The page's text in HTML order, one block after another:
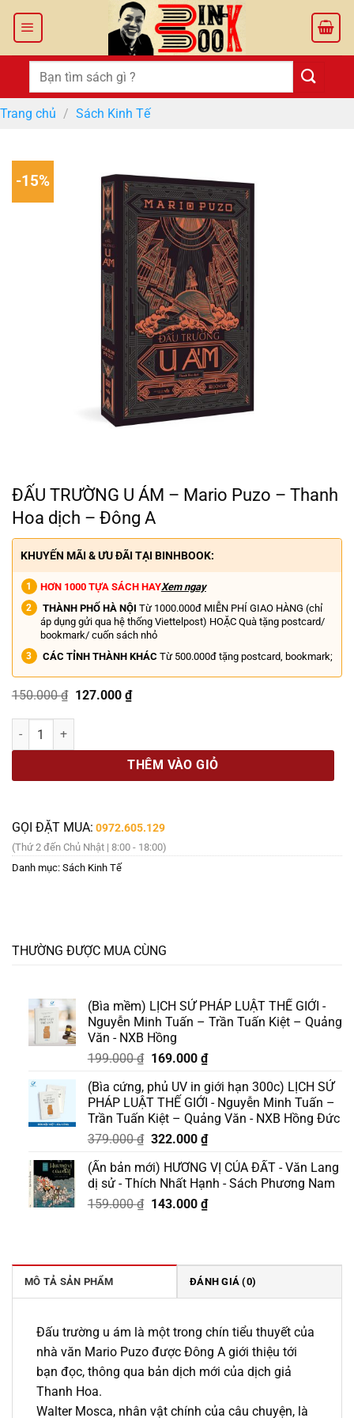
Tìm
kiếm:
Trang chủ / Sách Kinh Tế
-15%
ĐẤU TRƯỜNG U ÁM – Mario Puzo – Thanh
Hoa dịch – Đông A
KHUYẾN MÃI & ƯU ĐÃI TẠI BINHBOOK:
HƠN 1000 TỰA SÁCH HAYXem ngay
THÀNH PHỐ HÀ NỘI Từ 1000.000đ MIỄN PHÍ GIAO HÀNG (chỉ
áp dụng gửi qua hệ thống Viettelpost) HOẶC Quà tặng postcard/
bookmark/ cuốn sách nhỏ
CÁC TỈNH THÀNH KHÁC Từ 500.000đ tặng postcard, bookmark;
150.000₫ Giá
là:
127.000 ₫Giá
ĐẤU TRƯỜNG U ÁM – Mario Puzo – Thanh Hoa dịch – Đông A số
THÊM VÀO GIỎ
GỌI ĐẶT MUA: 0972.605.129
(Thứ 2 đến Chủ Nhật | 8:00 - 18:00)
Danh mục: Sách Kinh Tế
THƯỜNG ĐƯỢC MUA CÙNG
(Bìa mềm) LỊCH SỬ PHÁP LUẬT THẾ GIỚI -
Nguyễn Minh Tuấn – Trần Tuấn Kiệt – Quảng
Văn - NXB Hồng
199.000₫ Giá
là:
199.000 ₫.
169.000 ₫Giá
tại
là:
169.000 ₫.
(Bìa cứng, phủ UV in giới hạn 300c) LỊCH SỬ
PHÁP LUẬT THẾ GIỚI - Nguyễn Minh Tuấn –
Trần Tuấn Kiệt – Quảng Văn - NXB Hồng Đức
379.000₫ Giá
là:
379.000 ₫.
322.000 ₫Giá
tại
là:
322.000 ₫.
(Ấn bản mới) HƯƠNG VỊ CỦA ĐẤT - Văn Lang
dị sử - Thích Nhất Hạnh - Sách Phương Nam
159.000₫ Giá
143.000 ₫Giá
143.000 ₫.
MÔ TẢ SẢN PHẨM ĐÁNH GIÁ (0)
Đấu trường u ám là một trong chín tiểu thuyết của
nhà văn Mario Puzo được Đông A giới thiệu tới
bạn đọc, thông qua bản dịch mới của dịch giả
Thanh Hoa.
Walter Mosca, nhân vật chính của câu chuyện, là